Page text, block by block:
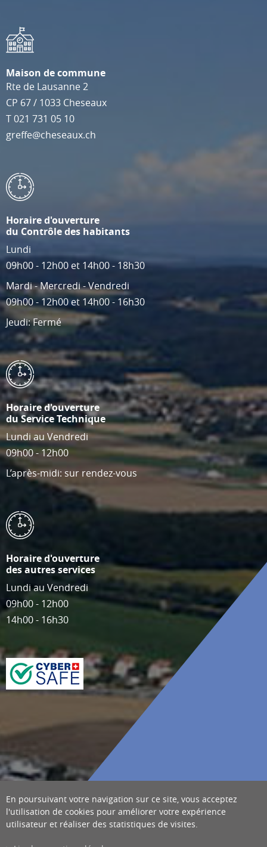
Maison de commune
Rte de Lausanne 2
CP 67/ 1033 Cheseaux
T021 731 05 10
greffe@cheseaux.ch
Horaire d'ouverture
du Contrôle des habitants
Lundi
09h00 - 12h00 et 14h00 - 18h30
Mardi - Mercredi - Vendredi
09h00 - 12h00 et 14h00 - 16h30
Jeudi: Fermé
Horaire d'ouverture
du Service Technique
Lundi au Vendredi
09h00 - 12h00
L’après-midi: sur rendez-vous
Horaire d'ouverture
des autres services
Lundi au Vendredi
09h00 - 12h00
14h00 - 16h30
En poursuivant votre navigation sur ce site, vous acceptez
l'utilisation de cookies pour améliorer votre expérience
utilisateur et réaliser des statistiques de visites.